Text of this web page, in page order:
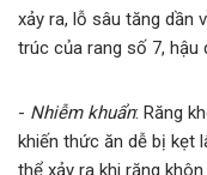
xảy ra, lỗ sâu tăng dần
trúc của rang số 7, hậu
- Nhiễm khuẩn: Răng
khiến thức ăn dễ bị kẹt
thể xảy ra khi răng